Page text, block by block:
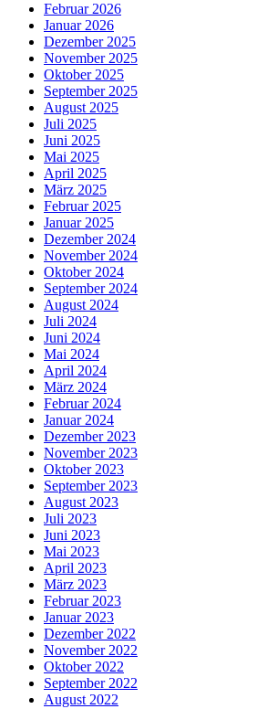
Februar 2026
Januar 2026
Dezember 2025
November 2025
Oktober 2025
September 2025
August 2025
Juli 2025
Juni 2025
Mai 2025
April 2025
März 2025
Februar 2025
Januar 2025
Dezember 2024
November 2024
Oktober 2024
September 2024
August 2024
Juli 2024
Juni 2024
Mai 2024
April 2024
März 2024
Februar 2024
Januar 2024
Dezember 2023
November 2023
Oktober 2023
September 2023
August 2023
Juli 2023
Juni 2023
Mai 2023
April 2023
März 2023
Februar 2023
Januar 2023
Dezember 2022
November 2022
Oktober 2022
September 2022
August 2022